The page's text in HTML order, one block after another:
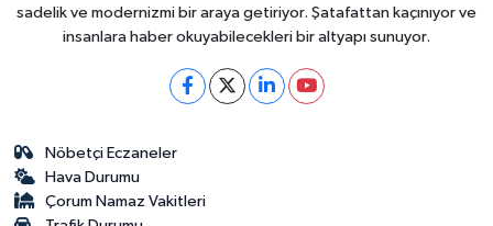
sadelik ve modernizmi bir araya getiriyor. Şatafattan kaçınıyor ve
insanlara haber okuyabilecekleri bir altyapı sunuyor.
Nöbetçi Eczaneler
Hava Durumu
Çorum Namaz Vakitleri